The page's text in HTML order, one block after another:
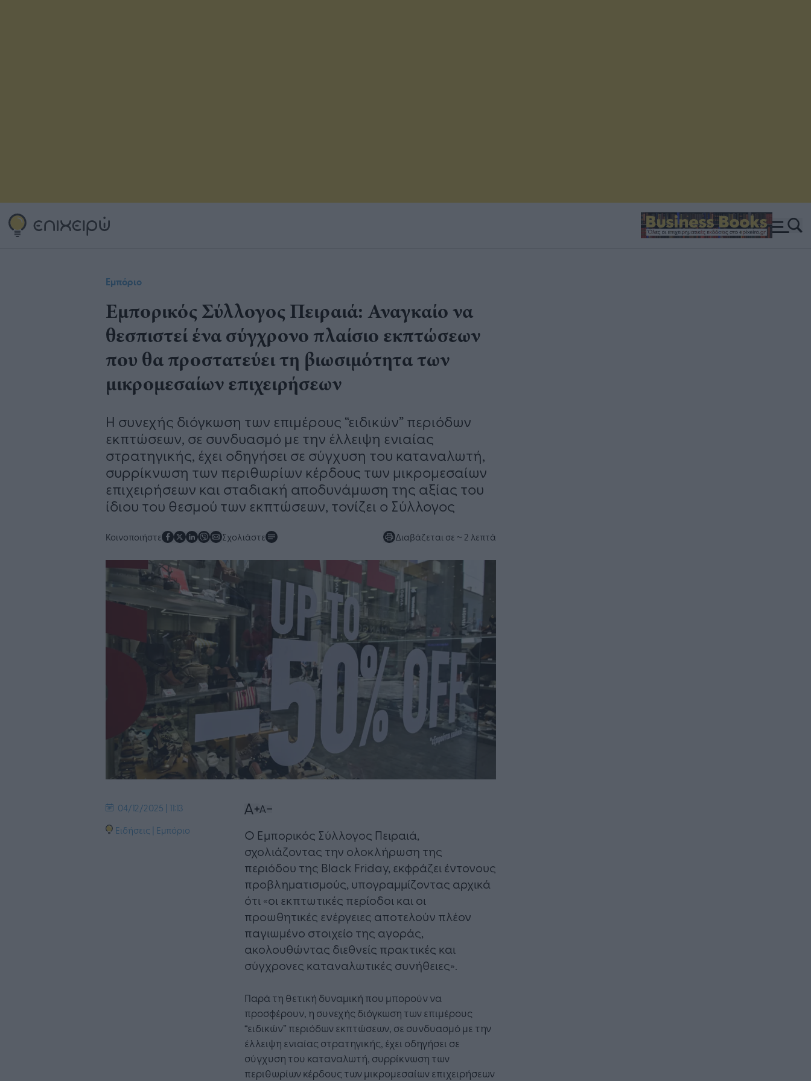
Εμπόριο
Εμπορικός Σύλλογος Πειραιά: Αναγκαίο να
θεσπιστεί ένα σύγχρονο πλαίσιο εκπτώσεων
που θα προστατεύει τη βιωσιμότητα των
μικρομεσαίων επιχειρήσεων
Η συνεχής διόγκωση των επιμέρους “ειδικών” περιόδων
εκπτώσεων, σε συνδυασμό με την έλλειψη ενιαίας
στρατηγικής, έχει οδηγήσει σε σύγχυση του καταναλωτή,
συρρίκνωση των περιθωρίων κέρδους των μικρομεσαίων
επιχειρήσεων και σταδιακή αποδυνάμωση της αξίας του
ίδιου του θεσμού των εκπτώσεων, τονίζει ο Σύλλογος
Κοινοποιήστε Σχολιάστε Διαβάζεται σε ~ 2 λεπτά
04/12/2025 | 11:13
Ειδήσεις | Εμπόριο
Ο Εμπορικός Σύλλογος Πειραιά,
σχολιάζοντας την ολοκλήρωση της
περιόδου της Black Friday, εκφράζει έντονους
προβληματισμούς, υπογραμμίζοντας αρχικά
ότι «οι εκπτωτικές περίοδοι και οι
προωθητικές ενέργειες αποτελούν πλέον
παγιωμένο στοιχείο της αγοράς,
ακολουθώντας διεθνείς πρακτικές και
σύγχρονες καταναλωτικές συνήθειες».
Παρά τη θετική δυναμική που μπορούν να
προσφέρουν, η συνεχής διόγκωση των επιμέρους
“ειδικών” περιόδων εκπτώσεων, σε συνδυασμό με την
έλλειψη ενιαίας στρατηγικής, έχει οδηγήσει σε
σύγχυση του καταναλωτή, συρρίκνωση των
περιθωρίων κέρδους των μικρομεσαίων επιχειρήσεων